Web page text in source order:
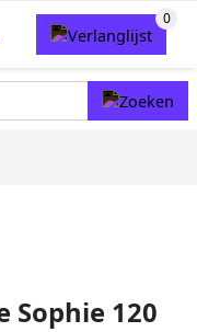
Sophie 120